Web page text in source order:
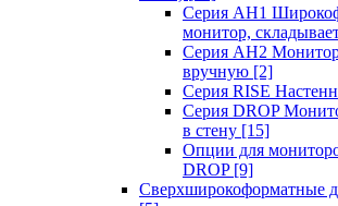
Серия AH1
монитор,
Серия AH2 Монитор
вручную [2]
Серия RISE
Серия DROP
в стену [15]
Опции для
DROP [9]
Сверхширокоформатные